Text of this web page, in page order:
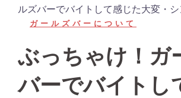
ルズバーでバイトして感じた大変・シ
ガールズバーについて
ぶっちゃけ！ガ
バーでバイトし